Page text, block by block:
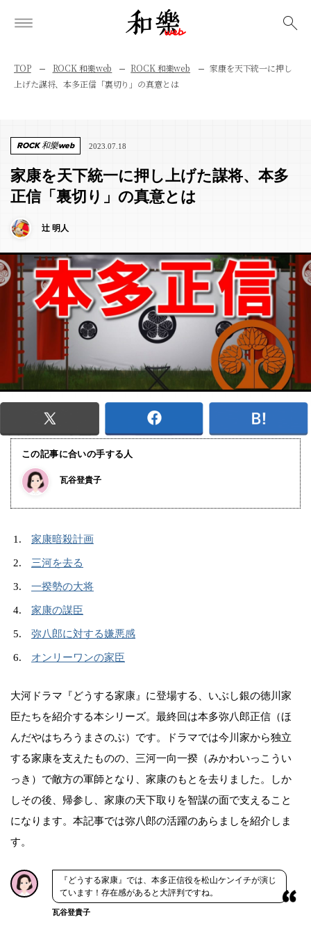
TOP ROCK 和樂web ROCK 和樂web
家康を天下統一に押し
上げた謀将、本多正信「裏切り」の真意とは
ROCK 和樂web 2023.07.18
家康を天下統一に押し上げた謀将、本多
正信「裏切り」の真意とは
辻 明人
この記事に合いの手する人
瓦谷登貴子
家康暗殺計画
三河を去る
一揆勢の大将
家康の謀臣
弥八郎に対する嫌悪感
オンリーワンの家臣
大河ドラマ『どうする家康』に登場する、いぶし銀の徳川家
臣たちを紹介する本シリーズ。最終回は本多弥八郎正信（ほ
んだやはちろうまさのぶ）です。ドラマでは今川家から独立
する家康を支えたものの、三河一向一揆（みかわいっこうい
っき）で敵方の軍師となり、家康のもとを去りました。しか
しその後、帰参し、家康の天下取りを智謀の面で支えること
になります。本記事では弥八郎の活躍のあらましを紹介しま
す。
『どうする家康』では、本多正信役を松山ケンイチが演じ
ています！存在感があると大評判ですね。
瓦谷登貴子